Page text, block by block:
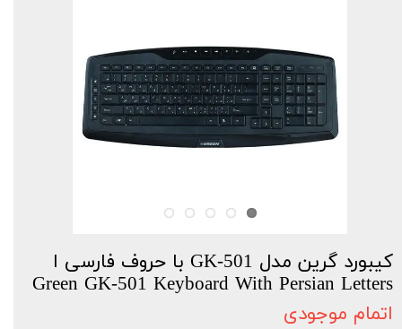
کیبورد گرین مدل GK-501 با حروف فارسی ا
Green GK-501 Keyboard With Persian Letters
اتمام موجودی